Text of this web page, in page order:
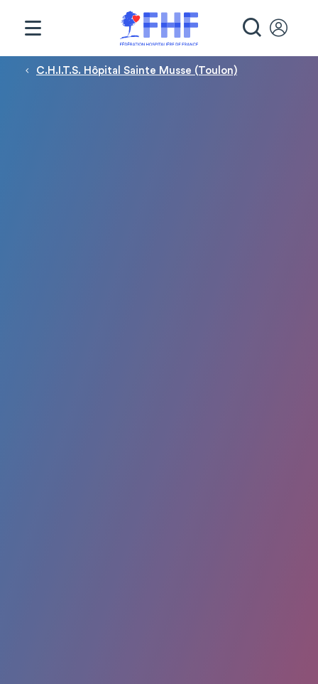
Fil d'Ariane
C.H.I.T.S. Hôpital Sainte Musse (Toulon)
Panneau de gestion des cookies